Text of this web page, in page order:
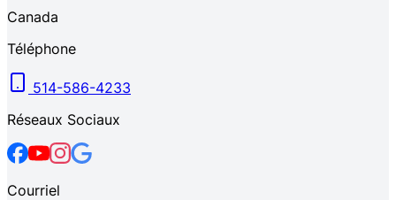
Canada
Téléphone
514-586-4233
Réseaux Sociaux
Courriel